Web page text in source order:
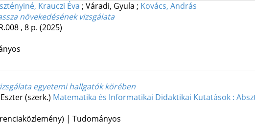
Krauczi Éva ; Váradi, Gyula ; Kovács, András
növekedésének vizsgálata
, 8 p. (2025)
egyetemi hallgatók körében
(szerk.) Matematika és Informatikai Didaktikai Kutatások :
| Tudományos